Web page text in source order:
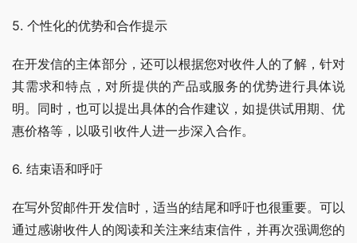
5. 个性化的优势和合作提示
在开发信的主体部分，还可以根据您对收件人的了解，针对
其需求和特点，对所提供的产品或服务的优势进行具体说
明。同时，也可以提出具体的合作建议，如提供试用期、优
惠价格等，以吸引收件人进一步深入合作。
6. 结束语和呼吁
在写外贸邮件开发信时，适当的结尾和呼吁也很重要。可以
通过感谢收件人的阅读和关注来结束信件，并再次强调您的